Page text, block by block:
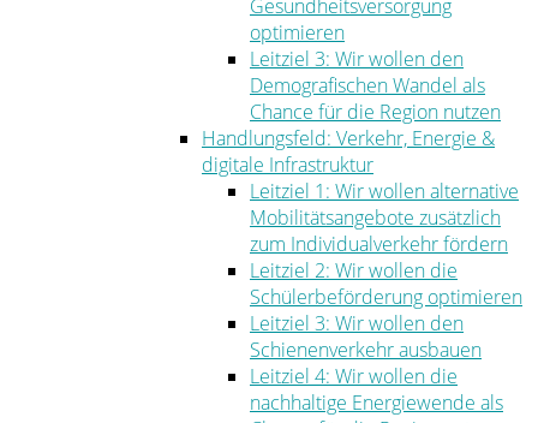
Gesundheitsversorgung
optimieren
Leitziel 3: Wir wollen den
Demografischen Wandel als
Chance für die Region nutzen
Handlungsfeld: Verkehr, Energie &
digitale Infrastruktur
Leitziel 1: Wir wollen alternative
Mobilitätsangebote zusätzlich
zum Individualverkehr fördern
Leitziel 2: Wir wollen die
Schülerbeförderung optimieren
Leitziel 3: Wir wollen den
Schienenverkehr ausbauen
Leitziel 4: Wir wollen die
nachhaltige Energiewende als